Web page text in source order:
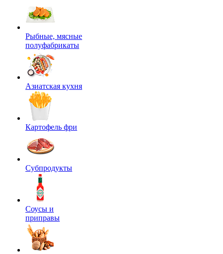
Рыбные, мясные
полуфабрикаты
Азиатская кухня
Картофель фри
Субпродукты
Соусы и
приправы